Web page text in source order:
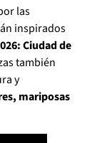
las
inspirados
Ciudad de
también
y
mariposas